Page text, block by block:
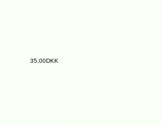
35,00DKK